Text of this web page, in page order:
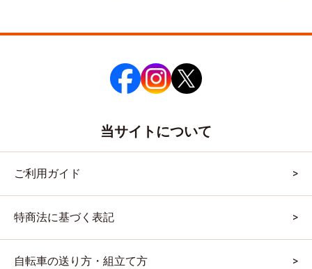
当サイトについて
ご利用ガイド
特商法に基づく表記
自転車の送り方・組立て方